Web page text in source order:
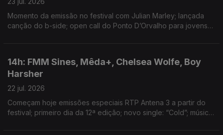
Momento da emissão no festival com Julian Marley; lançada
canção do b-side; open call do Ponto D’Orvalho para jovens
14h: FMM Sines, Mêda+, Chelsea Wolfe, Boy
Harsher
22 jul. 2026
Começam hoje emissões especiais RTP Antena 3 a partir do
festival; primeiro dia da 12ª edição; novo single: “Cold”; música